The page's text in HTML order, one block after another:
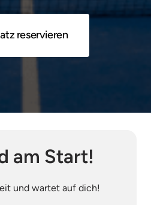
reservieren
am Start!
und wartet auf dich!